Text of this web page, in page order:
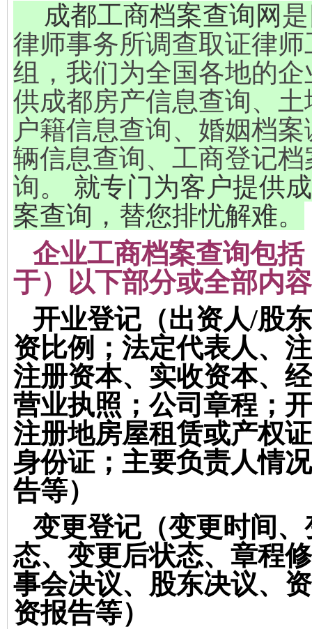
成都工商档案查询 网
律师事务所调查取证律师
组，我们为全国各地的企
供成都房产信息查询、土
户籍信息查询、婚姻档
辆信息查询、工商登记档
询。
就专门为客户提供
案查询，替您排忧解难。
企业工商档案查询包
于）以下部分或全部内
开业登记 （出资人/股
资比例；法定代表人、
注册资本、实收资本、
营业执照；公司章程；
注册地房屋租赁或产权
身份证；主要负责人情
告等）
变更登记 （变更时间
态、变更后状态、章程
事会决议、股东决议、
资报告等）